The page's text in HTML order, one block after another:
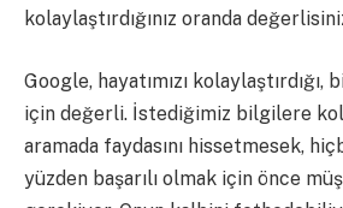
kolaylaştırdığınız oranda
Google, hayatımızı kolaylaştırdığı,
için değerli. İstediğimiz bilgilere
aramada faydasını hissetmesek,
yüzden başarılı olmak için önce